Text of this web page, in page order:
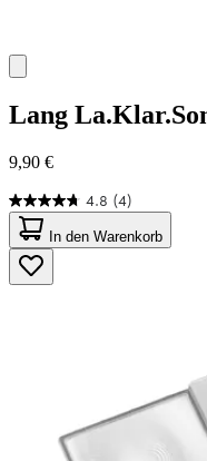
Lang
9,90 €
4.8 (4)
4.8
von
5
Sternen.
4
In den Warenkorb